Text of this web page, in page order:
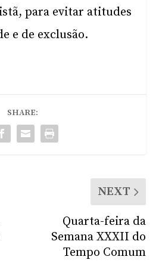
para evitar atitudes
e de exclusão.
SHARE:
NEXT
Quarta-feira da
Semana XXXII do
Tempo Comum